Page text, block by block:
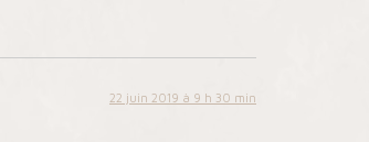
22 juin 2019 à 9 h 30 min